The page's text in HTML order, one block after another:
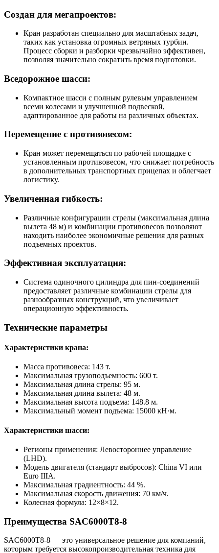
Создан для мегапроектов:
Кран разработан специально для масштабных задач,
таких как установка огромных ветряных турбин.
Процесс сборки и разборки чрезвычайно эффективен,
позволяя значительно сократить время подготовки.
Вседорожное шасси:
Компактное шасси с полным рулевым управлением
всеми колесами и улучшенной подвеской,
адаптированное для работы на различных объектах.
Перемещение с противовесом:
Кран может перемещаться по рабочей площадке с
установленным противовесом, что снижает потребность
в дополнительных транспортных прицепах и облегчает
логистику.
Увеличенная гибкость:
Различные конфигурации стрелы (максимальная длина
вылета 48 м) и комбинации противовесов позволяют
находить наиболее экономичные решения для разных
подъемных проектов.
Эффективная эксплуатация:
Система одиночного цилиндра для пин-соединений
предоставляет различные комбинации стрелы для
разнообразных конструкций, что увеличивает
операционную эффективность.
Технические параметры
Характеристики крана:
Масса противовеса: 143 т.
Максимальная грузоподъемность: 600 т.
Максимальная длина стрелы: 95 м.
Максимальная длина вылета: 48 м.
Максимальная высота подъема: 148.8 м.
Максимальный момент подъема: 15000 кН·м.
Характеристики шасси:
Регионы применения: Левостороннее управление
(LHD).
Модель двигателя (стандарт выбросов): China VI или
Euro IIIA.
Максимальная градиентность: 44 %.
Максимальная скорость движения: 70 км/ч.
Колесная формула: 12×8×12.
Преимущества SAC6000T8-8
SAC6000T8-8 — это универсальное решение для компаний,
которым требуется высокопроизводительная техника для